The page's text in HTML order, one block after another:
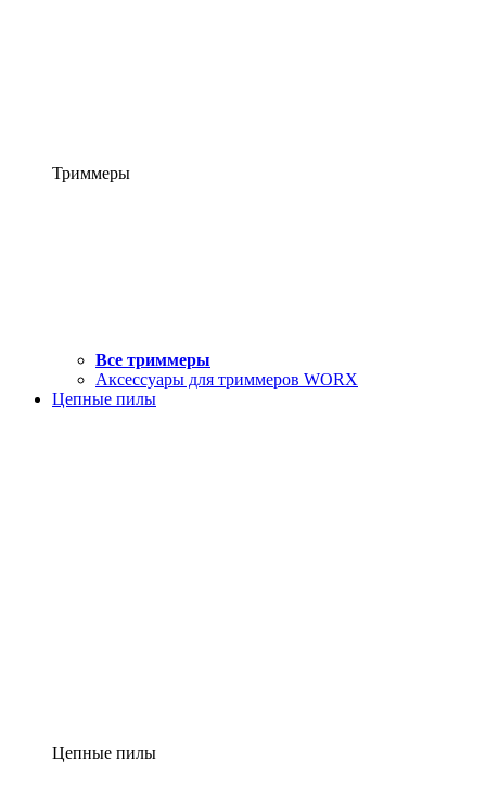
Триммеры
Все триммеры
Аксессуары для триммеров WORX
Цепные пилы
Цепные пилы